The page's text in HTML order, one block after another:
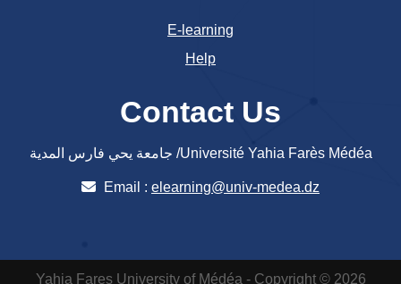
E-learning
Help
Contact Us
جامعة يحي فارس المدية /Université Yahia Farès Médéa
Email : elearning@univ-medea.dz
Yahia Fares University of Médéa - Copyright © 2026